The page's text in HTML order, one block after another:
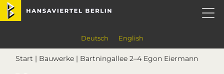
Skip
Skip
Skip
Skip
Deutsch English
Start | Bauwerke | Bartningallee 2–4 Egon Eiermann